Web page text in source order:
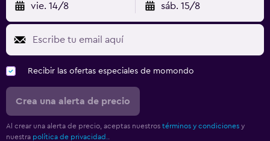
vie. 14/8 sáb. 15/8
Recibir las ofertas especiales de momondo
Crea una alerta de precio
Al crear una alerta de precio, aceptas nuestros términos y condiciones y
nuestra política de privacidad.